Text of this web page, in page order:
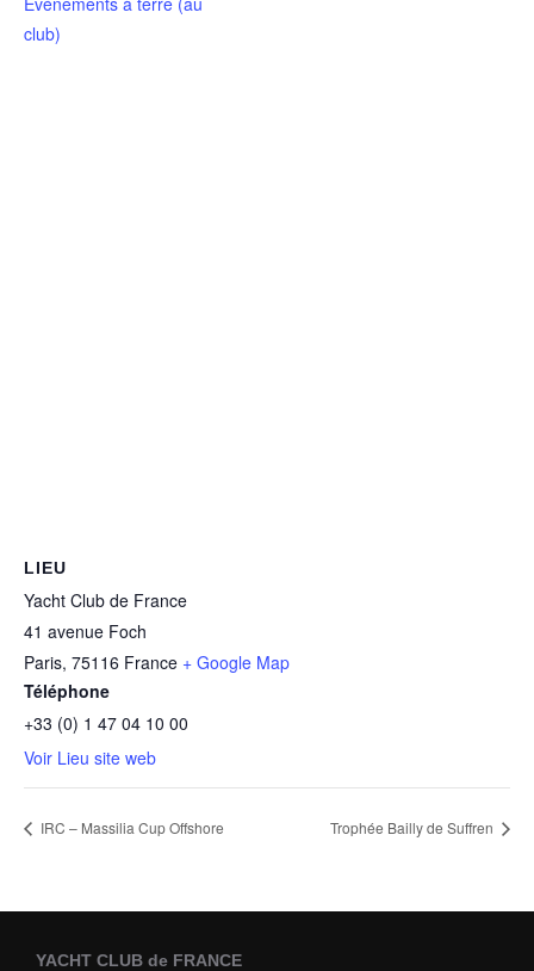
club)
LIEU
Yacht Club de France
41 avenue Foch
Paris, 75116 France + Google Map
Téléphone
+33 (0) 1 47 04 10 00
Voir Lieu site web
IRC – Massilia Cup Offshore Trophée Bailly de Suffren
YACHT CLUB de FRANCE